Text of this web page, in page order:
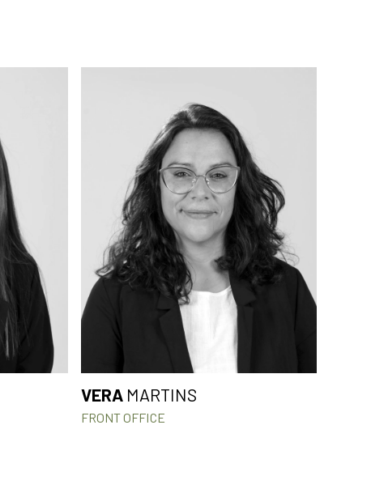
VERA MARTINS
FRONT OFFICE